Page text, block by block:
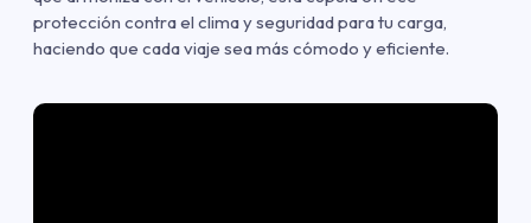
protección contra el clima y seguridad para tu carga,
haciendo que cada viaje sea más cómodo y eficiente.